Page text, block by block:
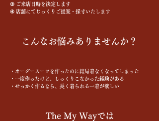
③ ご来店日時を決定します
④ 店舗にてじっくりご提案・採寸いたします
こんなお悩みありませんか？
・オーダースーツを作ったのに結局着なくなってしまった
・一度作ったけど、しっくりこなかった経験がある
・せっかく作るなら、長く着られる一着が欲しい
The My Wayでは